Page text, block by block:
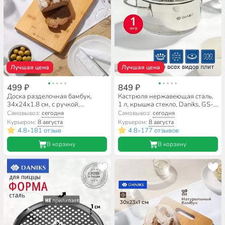
Лучшая цена
499 ₽
Доска разделочная бамбук,
34х24х1.8 см, с ручкой,
прямоугольная, Daniks, H-
1080M
Самовывоз:сегодня
Курьером:8 августа
4.8•181 отзыв
В корзину
Лучшая цена
849 ₽
Кастрюля нержавеющая сталь,
1 л, крышка стекло, Daniks, GS-
01311-14CA/SD-514,
индукция
Самовывоз: сегодня
Курьером: 8 августа
4.8•177 отзывов
В корзину